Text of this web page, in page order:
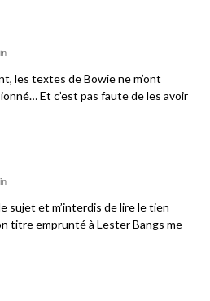
les textes de Bowie ne m’ont
Et c’est pas faute de les avoir
sujet et m’interdis de lire le tien
titre emprunté à Lester Bangs me